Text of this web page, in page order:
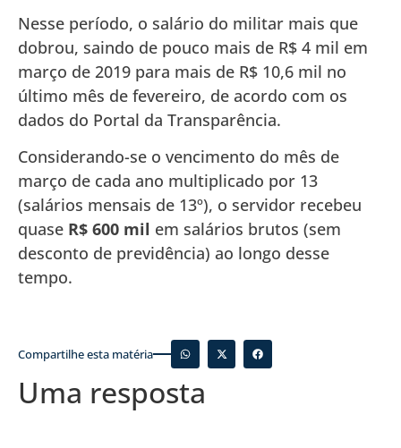
Nesse período, o salário do militar mais que
dobrou, saindo de pouco mais de R$ 4 mil em
março de 2019 para mais de R$ 10,6 mil no
último mês de fevereiro, de acordo com os
dados do Portal da Transparência.
Considerando-se o vencimento do mês de
março de cada ano multiplicado por 13
(salários mensais de 13º), o servidor recebeu
quase R$ 600 mil em salários brutos (sem
desconto de previdência) ao longo desse
tempo.
Compartilhe esta matéria
Uma resposta